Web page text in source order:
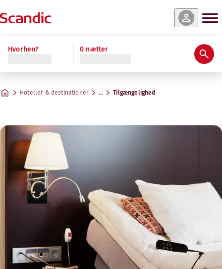
Hvorhen? 0 nætter
Hoteller & destinationer … Tilgængelighed